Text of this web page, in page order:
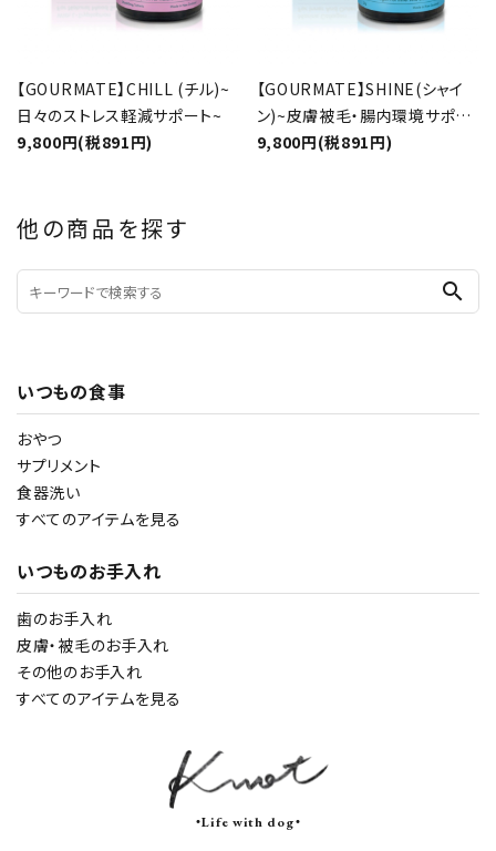
【GOURMATE】CHILL (チル)~
日々のストレス軽減サポート~
9,800円(税891円)
【GOURMATE】SHINE(シャイ
ン)~皮膚被毛・腸内環境サポー
ト~
9,800円(税891円)
他の商品を探す
search
いつもの食事
おやつ
サプリメント
食器洗い
すべてのアイテムを見る
いつものお手入れ
歯のお手入れ
皮膚・被毛のお手入れ
その他のお手入れ
すべてのアイテムを見る
・Life with dog・